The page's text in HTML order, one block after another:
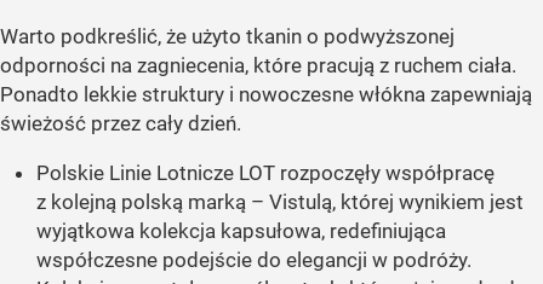
Warto podkreślić, że użyto tkanin o podwyższonej
odporności na zagniecenia, które pracują z ruchem ciała.
Ponadto lekkie struktury i nowoczesne włókna zapewniają
świeżość przez cały dzień.
Polskie Linie Lotnicze LOT rozpoczęły współpracę
z kolejną polską marką – Vistulą, której wynikiem jest
wyjątkowa kolekcja kapsułowa, redefiniująca
współczesne podejście do elegancji w podróży.